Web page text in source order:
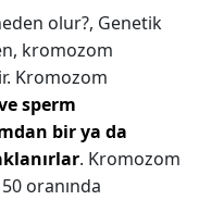
olur?, Genetik
kromozom
Kromozom
sperm
bir ya da
. Kromozom
oranında